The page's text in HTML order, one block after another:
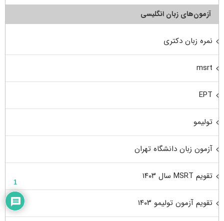
آزمون‌های زبان انگلیسی
نمره زبان دکتری
msrt
EPT
تولیمو
آزمون زبان دانشگاه تهران
تقویم MSRT سال ۱۴۰۳
تقویم آزمون تولیمو ۱۴۰۳
1